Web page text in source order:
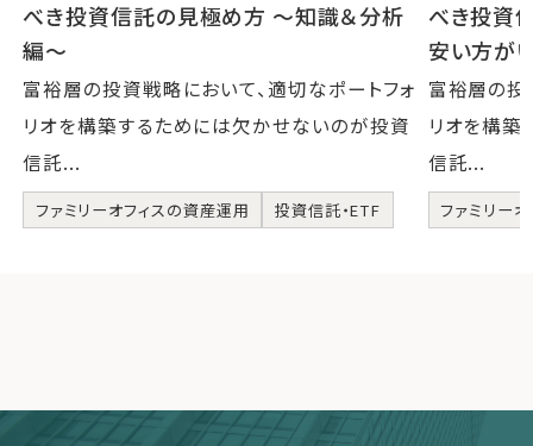
べき投資信託の見極め方 〜知識＆分析
編〜
富裕層の投資戦略において、適切なポートフォ
リオを構築するためには欠かせないのが投資
信託...
ファミリーオフィスの資産運用 投資信託・ETF
べき投資
安い方が
富裕層の投
リオを構
信託...
ファミリー